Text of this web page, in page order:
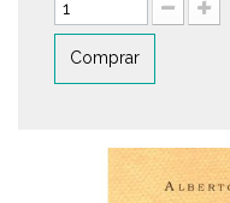
Comprar